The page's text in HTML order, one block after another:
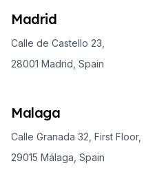
Madrid
Calle de Castello 23,
28001 Madrid, Spain
Malaga
Calle Granada 32, First Floor,
29015 Málaga, Spain